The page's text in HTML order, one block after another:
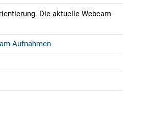
Die aktuelle Webcam-
Aufnahmen